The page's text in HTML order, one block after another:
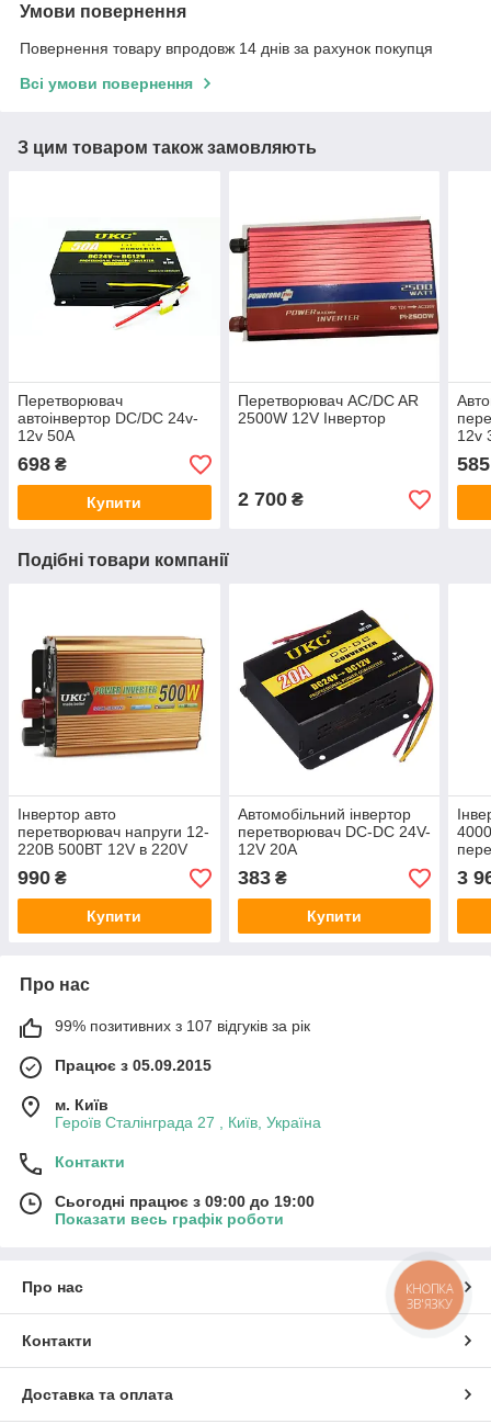
Умови повернення
Повернення товару впродовж 14 днів за рахунок покупця
Всі умови повернення
З цим товаром також замовляють
Перетворювач
автоінвертор DC/DC 24v-
12v 50A
698 ₴
Купити
Перетворювач AC/DC AR
2500W 12V Інвертор
2 700₴
12v
585
Подібні товари компанії
Інвертор авто
перетворювач напруги 12-
220В 500ВТ 12V в 220V
990 ₴
Купити
Автомобільний інвертор
перетворювач DC-DC 24V-
12V 20A
383₴
Купити
3
Про нас
99% позитивних з 107 відгуків за рік
Працює з 05.09.2015
м. Київ
Героїв Сталінграда 27 , Київ, Україна
Контакти
Сьогодні працює з 09:00 до 19:00
Показати весь графік роботи
Про нас
Контакти
Доставка та оплата
КНОПКА
ЗВ'ЯЗКУ